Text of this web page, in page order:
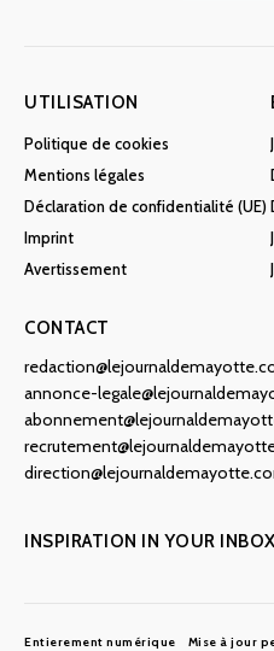
UTILISATION
Politique de cookies
Mentions légales
Déclaration de confidentialité (UE)
Imprint
Avertissement
CONTACT
annonce-
INSPIRATION IN YOUR INBOX
Entierement numérique Mise à jour